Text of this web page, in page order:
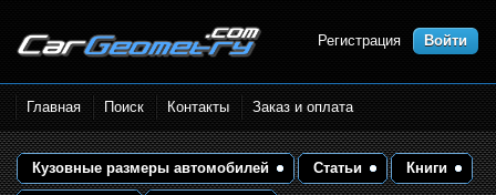
Размеры кузова автомобилей.
Контрольные точки и кузовные
размеры. Геометрия кузова
Регистрация Войти
Главная Поиск Контакты Заказ и оплата
Кузовные размеры автомобилей Статьи Книги